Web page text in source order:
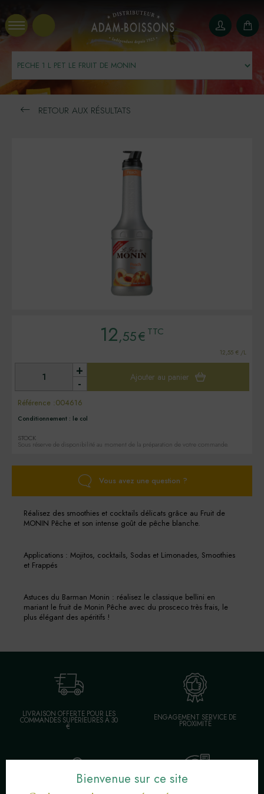
RETOUR AUX RÉSULTATS
Réalisez des smoothies et cocktails délicats grâce au Fruit de
MONIN Pêche et son intense goût de pêche blanche.
Applications : Mojitos, cocktails, Sodas et Limonades, Smoothies
et Frappés
Astuces du Barman Monin : réalisez le classique bellini en
mariant le fruit de Monin Pêche avec du prosceco très frais, le
plus élégant des apéritifs !
12,55€ TTC
12,55 € /L
-
+ Ajouter au panier
Référence :004616
Conditionnement : le col
STOCK
Sous réserve de disponibilité au moment de la préparation de votre commande.
Vous avez une question ?
LIVRAISON OFFERTE POUR LES
COMMANDES SUPÉRIEURES À 30
€
ENGAGEMENT SERVICE DE
PROXIMITÉ
Bienvenue sur ce site